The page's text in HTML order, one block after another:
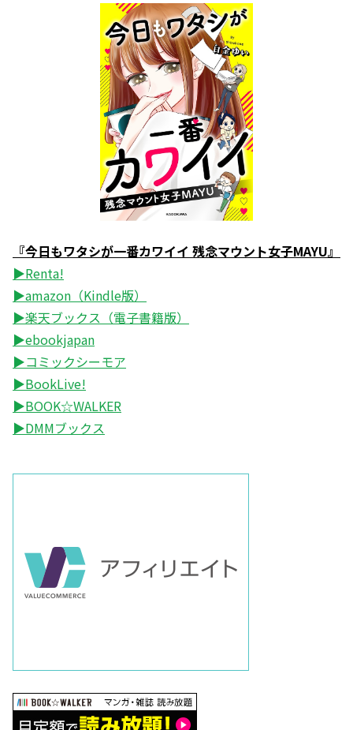
『今日もワタシが一番カワイイ 残念マウント女子MAYU』
▶Renta!
▶amazon（Kindle版）
▶楽天ブックス（電子書籍版）
▶ebookjapan
▶コミックシーモア
▶BookLive!
▶BOOK☆WALKER
▶DMMブックス